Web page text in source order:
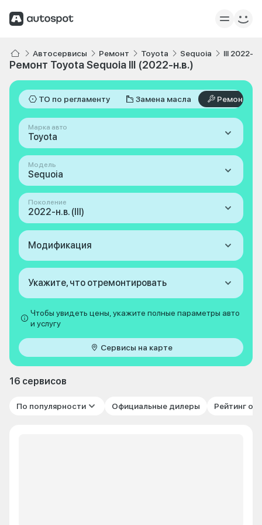
Автосервисы Ремонт Toyota Sequoia III 2022-
Ремонт Toyota Sequoia III (2022-н.в.)
ТО по регламенту Замена масла Ремонт
Марка авто
Toyota
Модель
Sequoia
Поколение
2022-н.в. (III)
Модификация
Укажите, что отремонтировать
Чтобы увидеть цены, укажите полные параметры авто
и услугу
Сервисы на карте
16 сервисов
По популярности Официальные дилеры Рейтинг